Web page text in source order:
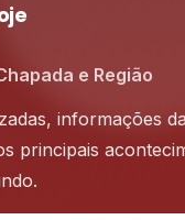
e Região
informações
principais